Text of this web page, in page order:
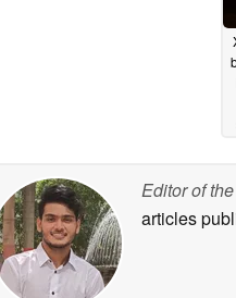
Editor of the
articles